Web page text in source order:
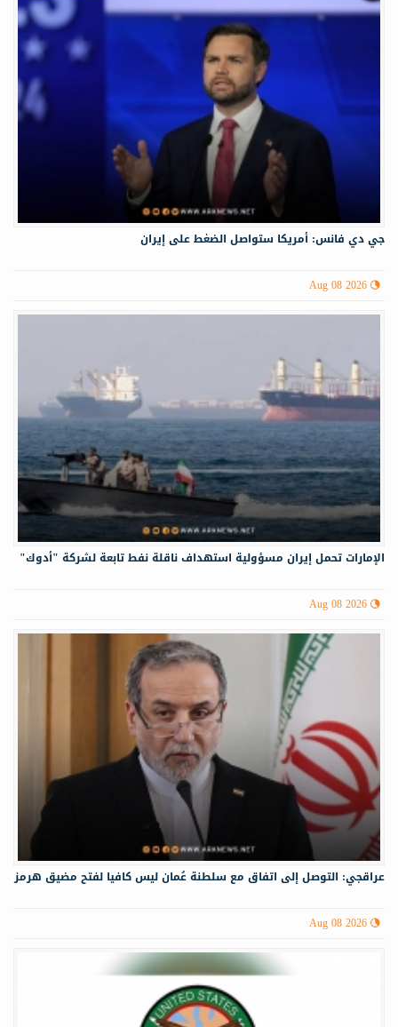
جي دي فانس: أمريكا ستواصل الضغط على إيران
Aug 08 2026
الإمارات تحمل إيران مسؤولية استهداف ناقلة نفط تابعة لشركة "أدوك"
Aug 08 2026
عراقجي: التوصل إلى اتفاق مع سلطنة عُمان ليس كافيا لفتح مضيق هرمز
Aug 08 2026